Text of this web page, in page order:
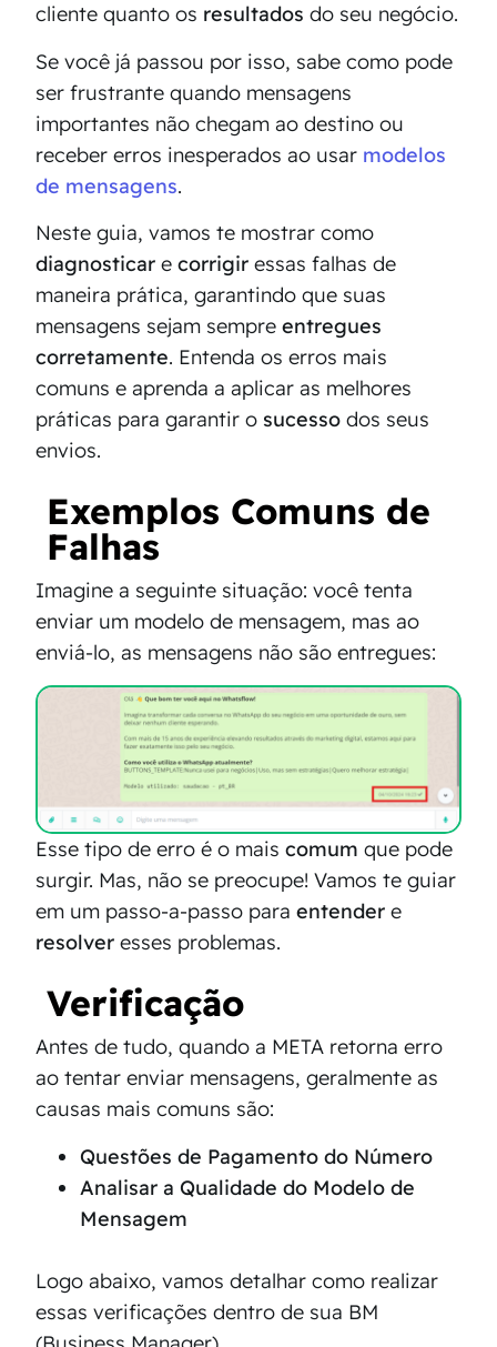
cliente quanto os resultadosdo seu negócio.
Se você já passou por isso, sabe como pode
ser frustrante quando mensagens
importantes não chegam ao destino ou
receber erros inesperados ao usar modelos
de mensagens.
Neste guia, vamos te mostrar como
diagnosticarecorrigiressas falhas de
maneira prática, garantindo que suas
mensagens sejam sempreentregues
corretamente. Entenda os erros mais
comuns e aprenda a aplicar as melhores
práticas para garantir o sucessodos seus
envios.
Exemplos Comuns de
Falhas
Imagine a seguinte situação: você tenta
enviar um modelo de mensagem, mas ao
enviá-lo, as mensagens não são entregues:
Esse tipo de erro é o maiscomumque pode
surgir. Mas, não se preocupe! Vamos te guiar
em um passo-a-passo paraentendere
resolveresses problemas.
Verificação
Antes de tudo, quando a META retorna erro
ao tentar enviar mensagens, geralmente as
causas mais comuns são:
Questões de Pagamento do Número
Analisar a Qualidade do Modelo de
Mensagem
Logo abaixo, vamos detalhar como realizar
essas verificações dentro de sua BM